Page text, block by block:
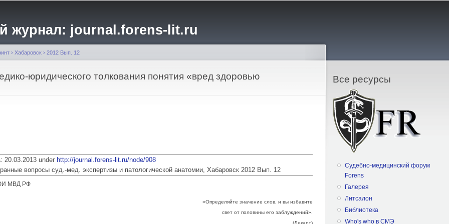
содержанию
журнал: journal.forens-lit.ru
› Хабаровск › 2012 Вып. 12
юридического толкования понятия «вред здоровью
20.03.2013 under http://journal.forens-lit.ru/node/908
вопросы суд.-мед. экспертизы и патологической анатомии, Хабаровск 2012 Вып. 12
МВД РФ
«Определяйте значение слов, и вы избавите
свет от половины его заблуждений».
(Декарт)
Все ресурсы
Судебно-медицинский форум
Forens
Галерея
Литсалон
Библиотека
Who's who в СМЭ